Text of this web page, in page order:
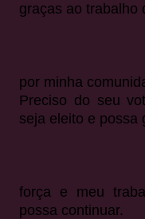
graças ao trabalho
por minha
Preciso do seu
seja eleito e possa
força e meu
possa continuar.